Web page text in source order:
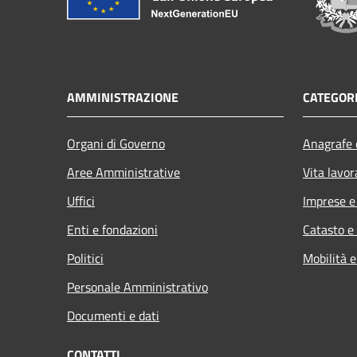
AMMINISTRAZIONE
Organi di Governo
Aree Amministrative
Uffici
Enti e fondazioni
Politici
Personale Amministrativo
Documenti e dati
Vita
Imprese
Catasto
Mobilità